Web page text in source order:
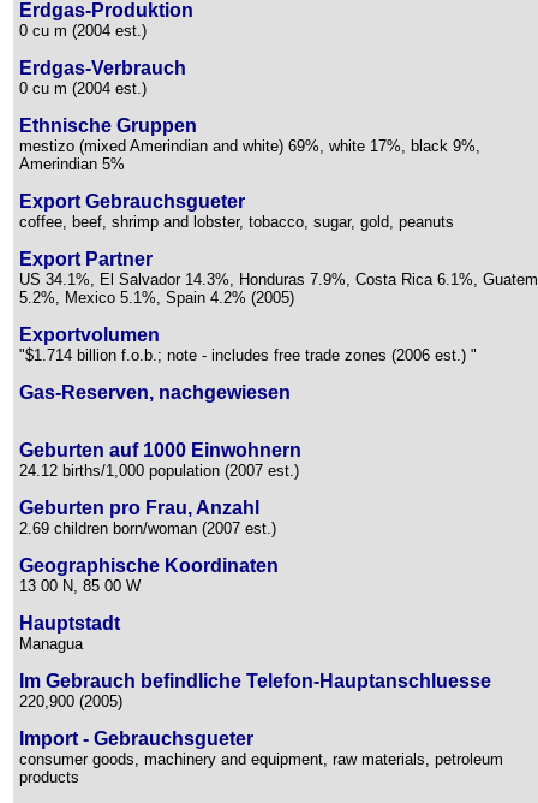
Erdgas-Produktion
0 cu m (2004 est.)
Erdgas-Verbrauch
0 cu m (2004 est.)
Ethnische Gruppen
mestizo (mixed Amerindian and white) 69%, white 17%, black 9%,
Amerindian 5%
Export Gebrauchsgueter
coffee, beef, shrimp and lobster, tobacco, sugar, gold, peanuts
Export Partner
US 34.1%, El Salvador 14.3%, Honduras 7.9%, Costa Rica 6.1%,
5.2%, Mexico 5.1%, Spain 4.2% (2005)
Exportvolumen
"$1.714 billion f.o.b.; note - includes free trade zones (2006 est.) "
Gas-Reserven, nachgewiesen
Geburten auf 1000 Einwohnern
24.12 births/1,000 population (2007 est.)
Geburten pro Frau, Anzahl
2.69 children born/woman (2007 est.)
Geographische Koordinaten
13 00 N, 85 00 W
Hauptstadt
Managua
Im Gebrauch befindliche Telefon-Hauptanschluesse
220,900 (2005)
Import - Gebrauchsgueter
consumer goods, machinery and equipment, raw materials, petroleum
products